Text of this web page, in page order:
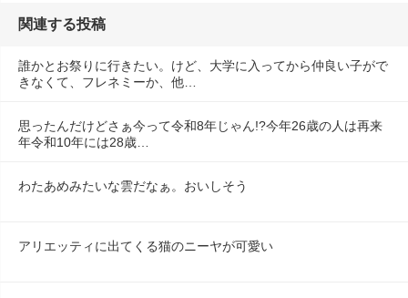
関連する投稿
誰かとお祭りに行きたい。けど、大学に入ってから仲良い子がで
きなくて、フレネミーか、他…
思ったんだけどさぁ今って令和8年じゃん!?今年26歳の人は再来
年令和10年には28歳…
わたあめみたいな雲だなぁ。おいしそう
アリエッティに出てくる猫のニーヤが可愛い